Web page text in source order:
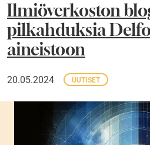
Ilmiöverkoston
pilkahduksia
aineistoon
20.05.2024 UUTISET